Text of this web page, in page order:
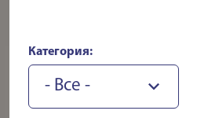
Категория:
- Все -